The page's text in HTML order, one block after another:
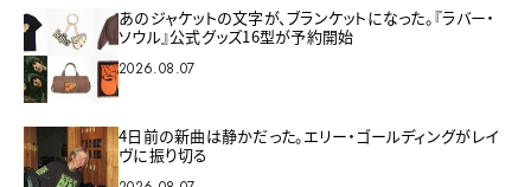
あのジャケットの文字が、ブランケットになった。『ラバー・
ソウル』公式グッズ16型が予約開始
2026.08.07
4日前の新曲は静かだった。エリー・ゴールディングがレイ
ヴに振り切る